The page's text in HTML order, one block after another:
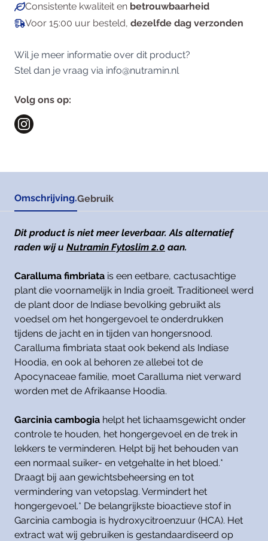
Consistente kwaliteit en betrouwbaarheid
Voor 15:00 uur besteld, dezelfde dag verzonden
Volg ons op:
Wil je meer informatie over dit product?
Stel dan je vraag via info@nutramin.nl
Omschrijving.Gebruik
Dit product is niet meer leverbaar. Als alternatief
raden wij u Nutramin Fytoslim 2.0 aan.
Caralluma fimbriata is een eetbare, cactusachtige
plant die voornamelijk in India groeit. Traditioneel werd
de plant door de Indiase bevolking gebruikt als
voedsel om het hongergevoel te onderdrukken
tijdens de jacht en in tijden van hongersnood.
Caralluma fimbriata staat ook bekend als Indiase
Hoodia, en ook al behoren ze allebei tot de
Apocynaceae familie, moet Caralluma niet verward
worden met de Afrikaanse Hoodia.
Garcinia cambogia helpt het lichaamsgewicht onder
controle te houden, het hongergevoel en de trek in
lekkers te verminderen. Helpt bij het behouden van
een normaal suiker- en vetgehalte in het bloed.*
Draagt bij aan gewichtsbeheersing en tot
vermindering van vetopslag. Vermindert het
hongergevoel.* De belangrijkste bioactieve stof in
Garcinia cambogia is hydroxycitroenzuur (HCA). Het
extract wat wij gebruiken is gestandaardiseerd op